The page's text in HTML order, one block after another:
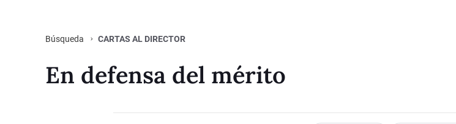
Búsqueda CARTAS AL DIRECTOR
En defensa del mérito